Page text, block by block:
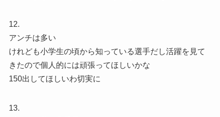
12.
アンチは多い
けれども小学生の頃から知っている選手だし活躍を見て
きたので個人的には頑張ってほしいかな
150出してほしいわ切実に
13.